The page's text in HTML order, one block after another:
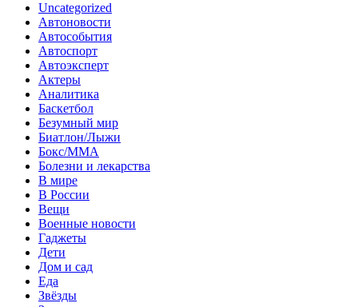
Uncategorized
Автоновости
Автособытия
Автоспорт
Автоэксперт
Актеры
Аналитика
Баскетбол
Безумный мир
Биатлон/Лыжи
Бокс/MMA
Болезни и лекарства
В мире
В России
Вещи
Военные новости
Гаджеты
Дети
Дом и сад
Еда
Звёзды